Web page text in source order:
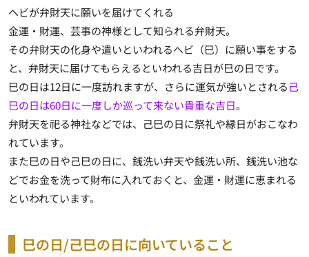
ヘビが弁財天に願いを届けてくれる
金運・財運、芸事の神様として知られる弁財天。
その弁財天の化身や遣いといわれるヘビ（巳）に願い事をする
と、弁財天に届けてもらえるといわれる吉日が巳の日です。
巳の日は12日に一度訪れますが、さらに運気が強いとされる己
巳の日は60日に一度しか巡って来ない貴重な吉日。
弁財天を祀る神社などでは、己巳の日に祭礼や縁日がおこなわ
れています。
また巳の日や己巳の日に、銭洗い弁天や銭洗い所、銭洗い池な
どでお金を洗って財布に入れておくと、金運・財運に恵まれる
といわれています。
巳の日/己巳の日に向いていること